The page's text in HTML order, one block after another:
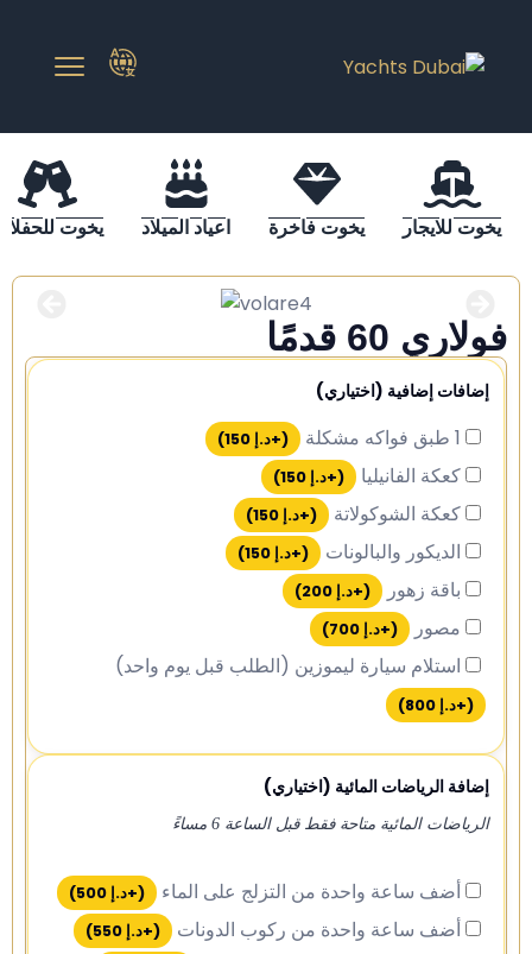
يخوت للايجار يخوت فاخرة اعياد الميلاد يخوت
فولاري 60 قدمًا
إضافات إضافية (اختياري)
1 طبق فواكه مشكلة (+د.إ )
كعكة الفانيليا (+د.إ )
كعكة الشوكولاتة (+د.إ )
الديكور والبالونات (+د.إ )
باقة زهور (+د.إ )
مصور (+د.إ )
استلام سيارة ليموزين (الطلب قبل يوم واحد)
(+د.إ )
إضافة الرياضات المائية (اختياري)
الرياضات المائية متاحة فقط قبل الساعة 6 مساءً
أضف ساعة واحدة من التزلج على الماء (+د.إ )
أضف ساعة واحدة من ركوب الدونات (+د.إ )